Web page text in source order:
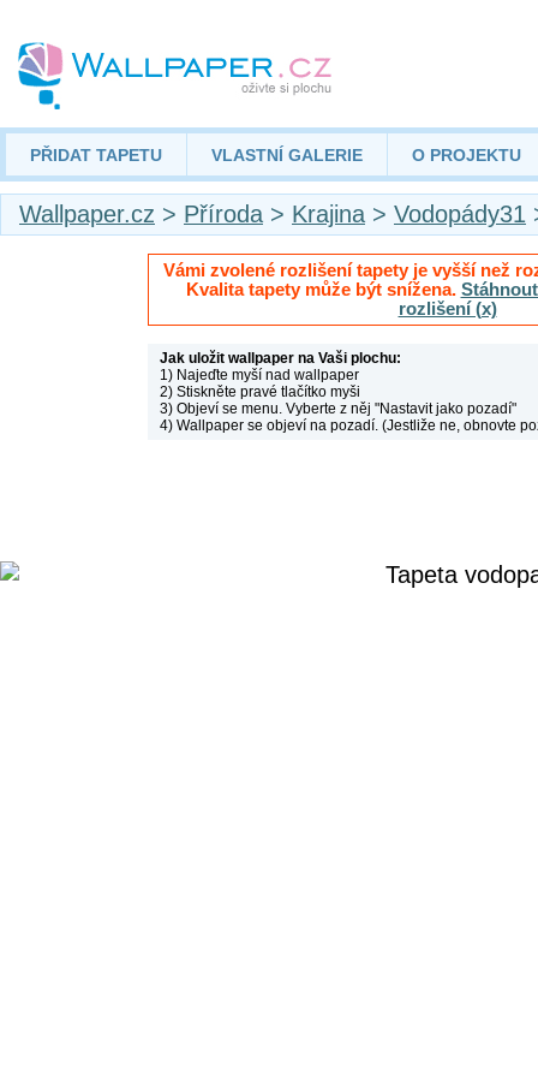
PŘIDAT TAPETU VLASTNÍ GALERIE O PROJEKTU
Wallpaper.cz > Příroda > Krajina > Vodopády31
Vámi zvolené rozlišení tapety je vyšší než
Kvalita tapety může být snížena.
rozlišení (x)
Jak uložit wallpaper na Vaši plochu:
1) Najeďte myší nad wallpaper
2) Stiskněte pravé tlačítko myši
3) Objeví se menu. Vyberte z něj "Nastavit jako pozadí"
4) Wallpaper se objeví na pozadí. (Jestliže ne, obnovte